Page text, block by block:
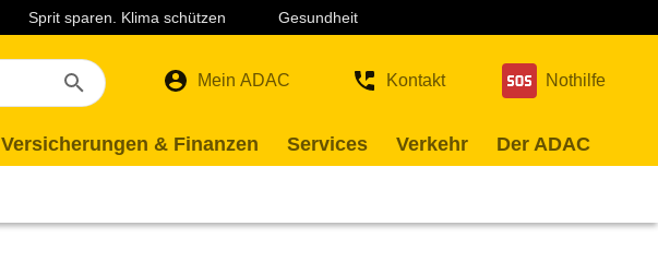
Sprit sparen. Klima schützen Gesundheit
Mein ADAC Kontakt Nothilfe
Versicherungen & Finanzen Services Verkehr Der ADAC